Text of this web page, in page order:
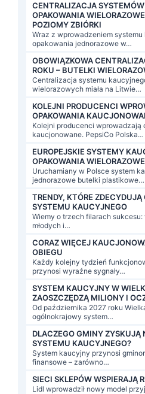
CENTRALIZACJA
OPAKOWANIA
POZIOMY ZBIÓRKI
Wraz z wprowadzeniem
opakowania jednorazowe w…
OBOWIĄZKOWA
ROKU – BUTELKI
Centralizacja systemu
wielorazowych miała na Litwie…
KOLEJNI PRODUCENCI
OPAKOWANIA
Kolejni producenci wprowadzają
kaucjonowane. PepsiCo Polska…
EUROPEJSKIE SYSTEMY
OPAKOWANIA WIELORAZOWE
Uruchamiany w Polsce system
jednorazowe butelki plastikowe…
TRENDY, KTÓRE ZDECYDUJĄ
SYSTEMU KAUCYJNEGO
Wiemy o trzech filarach
młodych i…
CORAZ WIĘCEJ
OBIEGU
Każdy kolejny tydzień
przynosi wyraźne sygnały…
SYSTEM KAUCYJNY W
ZAOSZCZĘDZĄ MILIONY I
Od października 2027 roku
ogólnokrajowy system…
DLACZEGO GMINY ZYSKUJĄ
SYSTEMU KAUCYJNEGO?
System kaucyjny przynosi
finansowe – zarówno…
SIECI SKLEPÓW WSPIERAJĄ
Lidl wprowadził nowy model